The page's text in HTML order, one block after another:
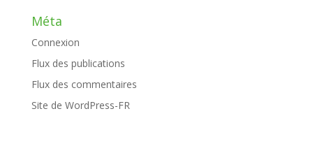
Méta
Connexion
Flux des publications
Flux des commentaires
Site de WordPress-FR